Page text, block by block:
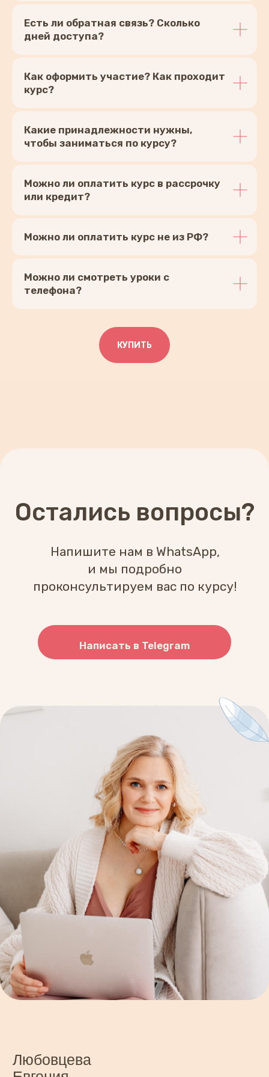
Есть ли обратная связь? Сколько
дней доступа?
Как оформить участие? Как проходит
курс?
Какие принадлежности нужны,
чтобы заниматься по курсу?
Можно ли оплатить курс в рассрочку
или кредит?
Можно ли оплатить курс не из РФ?
Можно ли смотреть уроки с
телефона?
КУПИТЬ